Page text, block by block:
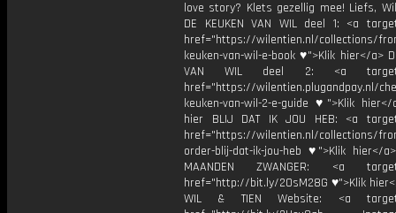
love story? Klets gezellig mee! Liefs,
DE KEUKEN VAN WIL deel 1: <a
href="https://wilentien.nl/collections/
keuken-van-wil-e-book ♥">Klik hier</a>
VAN WIL deel 2: <a
href="https://wilentien.plugandpay.nl/
keuken-van-wil-2-e-guide ♥">Klik
hier BLIJ DAT IK JOU HEB: <a
href="https://wilentien.nl/collections/
order-blij-dat-ik-jou-heb ♥">Klik hier</
MAANDEN ZWANGER: <a
href="http://bit.ly/2OsM28G ♥">Klik
WIL & TIEN Website: <a